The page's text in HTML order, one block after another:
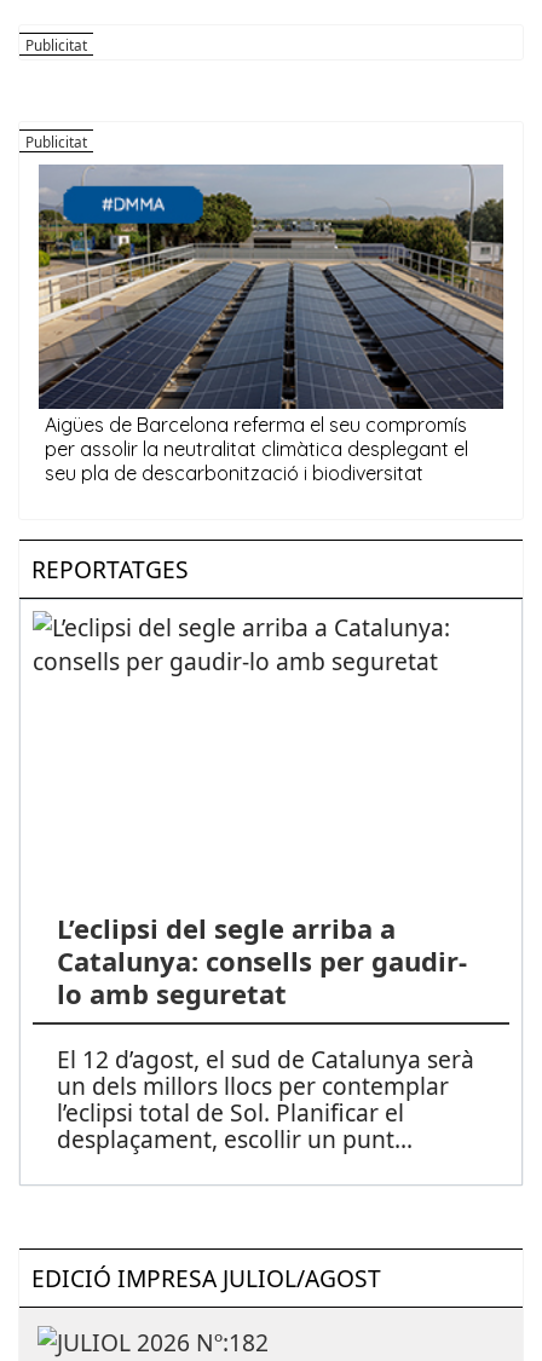
REPORTATGES
L’eclipsi del segle arriba a
Catalunya: consells per gaudir-
lo amb seguretat
El 12 d’agost, el sud de Catalunya serà
un dels millors llocs per contemplar
l’eclipsi total de Sol. Planificar el
desplaçament, escollir un punt...
EDICIÓ IMPRESA JULIOL/AGOST